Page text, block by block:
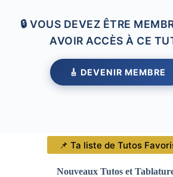
🔒 VOUS DEVEZ ÊTRE
AVOIR ACCÈS À CE
🎸 DEVENIR MEMBRE
📌 Ta liste de Tutos
Nouveaux Tutos et